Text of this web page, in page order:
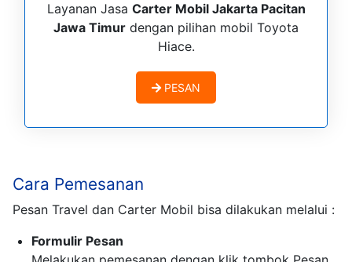
Layanan Jasa Carter Mobil Jakarta Pacitan
Jawa Timur dengan pilihan mobil Toyota
Hiace.
PESAN
Cara Pemesanan
Pesan Travel dan Carter Mobil bisa dilakukan melalui :
Formulir Pesan